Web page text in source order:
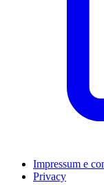
Impressum e
Privacy